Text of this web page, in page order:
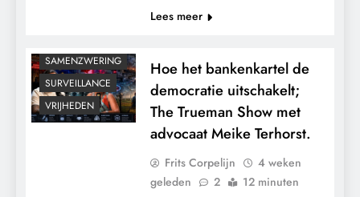
Lees meer
SAMENZWERING
SURVEILLANCE
VRIJHEDEN
Hoe het bankenkartel de
democratie uitschakelt;
The Trueman Show met
advocaat Meike Terhorst.
Frits Corpelijn
4 weken
geleden
2 12 minuten